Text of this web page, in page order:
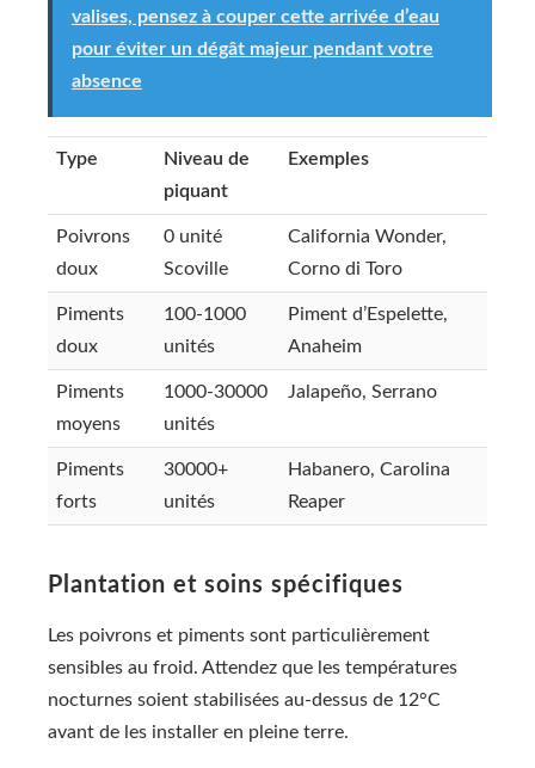
valises, pensez à couper cette arrivée d’eau
pour éviter un dégât majeur pendant votre
absence
Type
Niveau de
piquant
Exemples
Poivrons
doux
0 unité
Scoville
California Wonder,
Corno di Toro
Piments
doux
100-1000
unités
Piment d’Espelette,
Anaheim
Piments
moyens
1000-30000
unités
Jalapeño, Serrano
Piments
forts
30000+
unités
Habanero, Carolina
Reaper
Plantation et soins spécifiques
Les poivrons et piments sont particulièrement
sensibles au froid. Attendez que les températures
nocturnes soient stabilisées au-dessus de 12°C
avant de les installer en pleine terre.